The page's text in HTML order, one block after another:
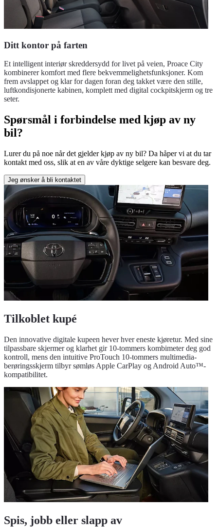
Ditt kontor på farten
Et intelligent interiør skreddersydd for livet på veien, Proace City
kombinerer komfort med flere bekvemmelighetsfunksjoner. Kom
frem avslappet og klar for dagen foran deg takket være den stille,
luftkondisjonerte kabinen, komplett med digital cockpitskjerm og tre
seter.
Spørsmål i forbindelse med kjøp av ny
bil?
Lurer du på noe når det gjelder kjøp av ny bil? Da håper vi at du tar
kontakt med oss, slik at en av våre dyktige selgere kan besvare deg.
Jeg ønsker å bli kontaktet
Tilkoblet kupé
Den innovative digitale kupeen hever hver eneste kjøretur. Med sine
tilpassbare skjermer og klarhet gir 10-tommers kombimeter deg god
kontroll, mens den intuitive ProTouch 10-tommers multimedia-
berøringsskjerm tilbyr sømløs Apple CarPlay og Android Auto™-
kompatibilitet.
Spis, jobb eller slapp av